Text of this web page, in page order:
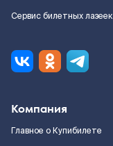
Сервис билетных лазеек
Компания
Главное о Купибилете